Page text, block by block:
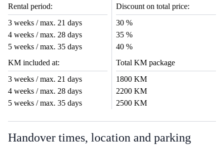
Rental period:
Discount on total price:
3 weeks / max. 21 days
30 %
4 weeks / max. 28 days
35 %
5 weeks / max. 35 days
40 %
KM included at:
Total KM package
3 weeks / max. 21 days
1800 KM
4 weeks / max. 28 days
2200 KM
5 weeks / max. 35 days
2500 KM
Handover times, location and parking